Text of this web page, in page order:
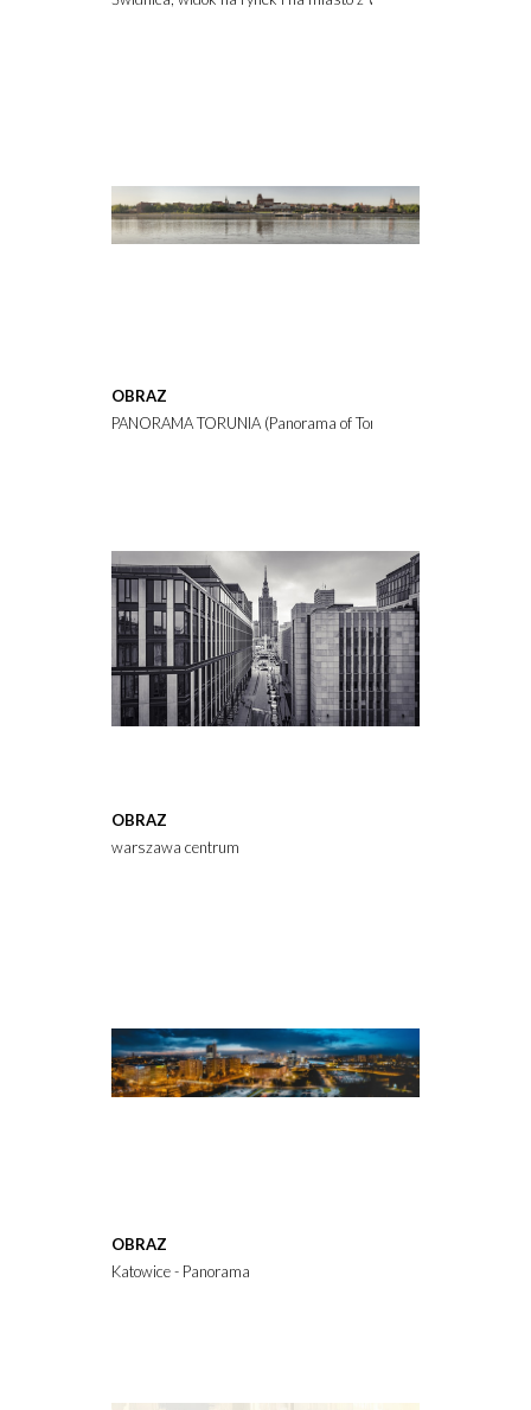
OBRAZ
PANORAMA TORUNIA (Panorama of Torun)
OBRAZ
warszawa centrum
OBRAZ
Katowice - Panorama